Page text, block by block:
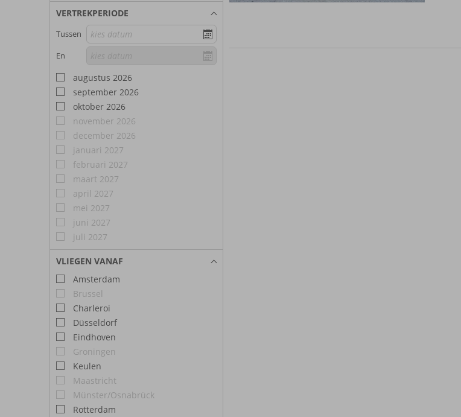
VERTREKPERIODE
Tussen
En
augustus 2026
september 2026
oktober 2026
november 2026
december 2026
januari 2027
februari 2027
maart 2027
april 2027
mei 2027
juni 2027
juli 2027
VLIEGEN VANAF
Amsterdam
Brussel
Charleroi
Düsseldorf
Eindhoven
Groningen
Keulen
Maastricht
Münster/Osnabrück
Rotterdam